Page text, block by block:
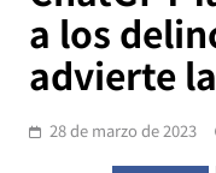
a los
advierte
28 de marzo de 2023